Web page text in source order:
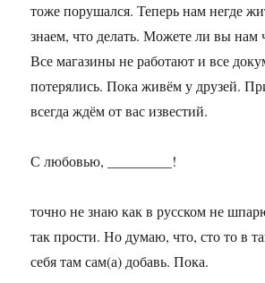
тоже порушался. Теперь нам негде
знаем, что делать. Можете ли вы нам
Все магазины не работают и все
потерялись. Пока живём у друзей.
всегда ждём от вас известий.
С любовью, _________!
точно не знаю как в русском не
так прости. Но думаю, что, сто то в
себя там сам(а) добавь. Пока.